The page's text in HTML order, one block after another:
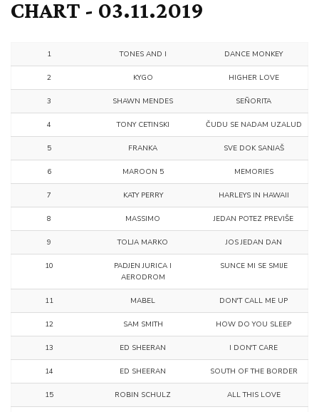
CHART - 03.11.2019
1 TONES AND I DANCE MONKEY
2 KYGO HIGHER LOVE
3 SHAWN MENDES SEÑORITA
4 TONY CETINSKI ČUDU SE NADAM UZALUD
5 FRANKA SVE DOK SANJAŠ
6 MAROON 5 MEMORIES
7 KATY PERRY HARLEYS IN HAWAII
8 MASSIMO JEDAN POTEZ PREVIŠE
9 TOLJA MARKO JOS JEDAN DAN
10
PADJEN JURICA I
AERODROM
SUNCE MI SE SMIJE
11 MABEL DON'T CALL ME UP
12 SAM SMITH HOW DO YOU SLEEP
13 ED SHEERAN I DON'T CARE
14 ED SHEERAN SOUTH OF THE BORDER
15 ROBIN SCHULZ ALL THIS LOVE